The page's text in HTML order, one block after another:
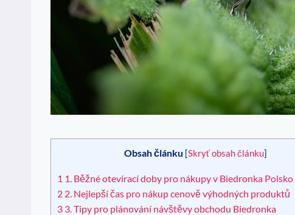
Obsah článku [Skryť obsah článku]
1 1. Běžné otevírací doby pro nákupy v Biedronka Polsko
2 2. Nejlepší čas pro nákup cenově výhodných produktů
3 3. Tipy pro plánování návštěvy obchodu Biedronka